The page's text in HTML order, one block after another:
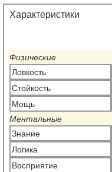
Характеристики
Физические
Ловкость
Стойкость
Мощь
Ментальные
Знание
Логика
Восприятие